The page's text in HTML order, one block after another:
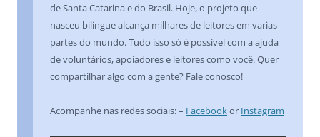
de Santa Catarina e do Brasil. Hoje, o projeto que
nasceu bilingue alcança milhares de leitores em varias
partes do mundo. Tudo isso só é possível com a ajuda
de voluntários, apoiadores e leitores como você. Quer
compartilhar algo com a gente? Fale conosco!
Acompanhe nas redes sociais: – Facebookor Instagram